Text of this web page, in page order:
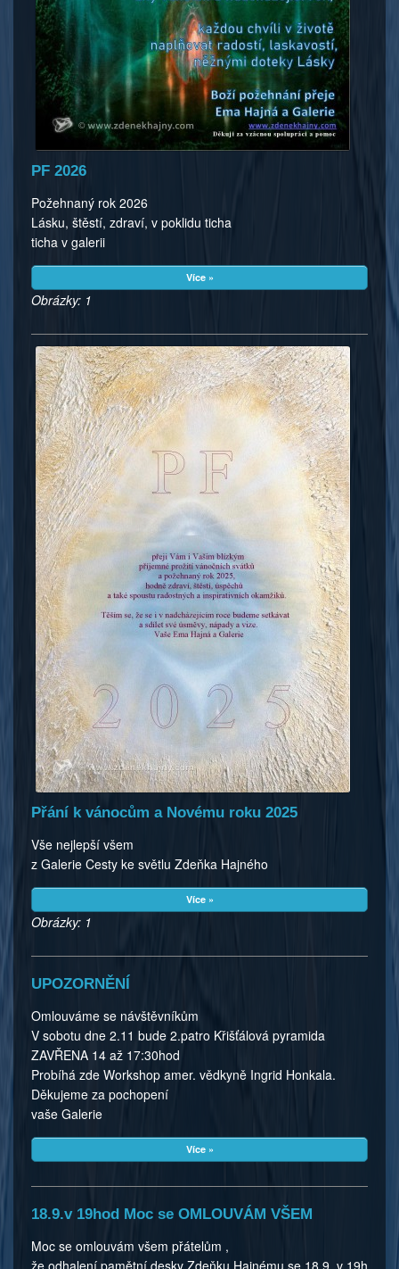
PF 2026
Požehnaný rok 2026
Lásku, štěstí, zdraví, v poklidu ticha
ticha v galerii
Více »
Obrázky: 1
Přání k vánocům a Novému roku 2025
Vše nejlepší všem
z Galerie Cesty ke světlu Zdeňka Hajného
Více »
Obrázky: 1
UPOZORNĚNÍ
Omlouváme se návštěvníkům
V sobotu dne 2.11 bude 2.patro Křišťálová pyramida
ZAVŘENA 14 až 17:30hod
Probíhá zde Workshop amer. vědkyně Ingrid Honkala.
Děkujeme za pochopení
vaše Galerie
Více »
18.9.v 19hod Moc se OMLOUVÁM VŠEM
Moc se omlouvám všem přátelům ,
že odhalení pamětní desky Zdeňku Hajnému se 18.9. v 19h